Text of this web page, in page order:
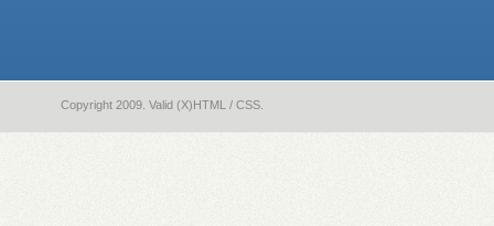
Copyright 2009. Valid (X)HTML / CSS.